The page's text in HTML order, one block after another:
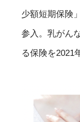
少額短期保険
参入。乳がん
る保険を2021